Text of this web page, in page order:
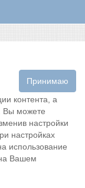
Принимаю
контента, а
Вы можете
настройки
настройках
использование
Вашем